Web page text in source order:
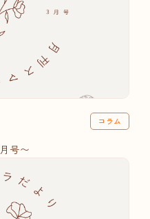
コラム
号〜